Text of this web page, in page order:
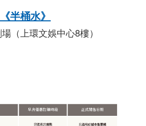
半桶水》
（上環文娛中心8樓）